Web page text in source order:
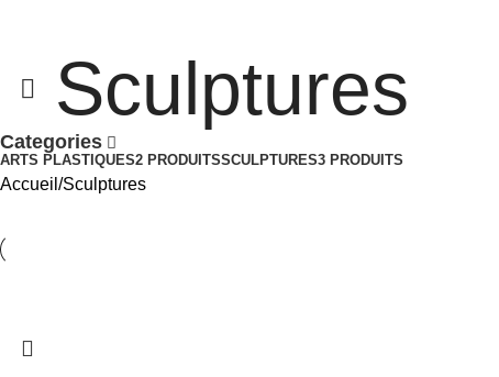
Sculptures
Categories
ARTS PLASTIQUES2 PRODUITSSCULPTURES3 PRODUITS
Accueil Sculptures